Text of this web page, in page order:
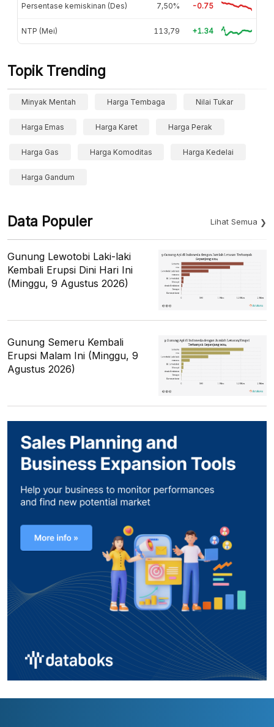
Persentase kemiskinan (Des) 7,50% -0.75
NTP (Mei) 113,79 +1.34
Topik Trending
Minyak Mentah Harga Tembaga Nilai Tukar
Harga Emas Harga Karet Harga Perak
Harga Gas Harga Komoditas Harga Kedelai
Harga Gandum
Data Populer Lihat Semua
Gunung Lewotobi Laki-laki
Kembali Erupsi Dini Hari Ini
(Minggu, 9 Agustus 2026)
Gunung Semeru Kembali
Erupsi Malam Ini (Minggu, 9
Agustus 2026)